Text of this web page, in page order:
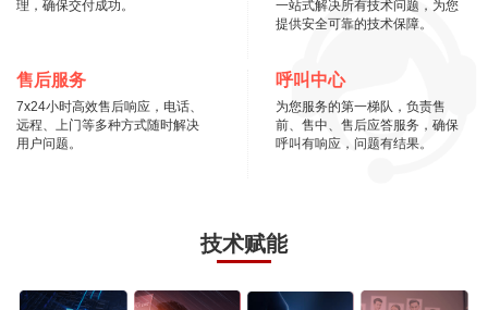
理，确保交付成功。
一站式解决所有技术问题，为您
提供安全可靠的技术保障。
售后服务
7x24小时高效售后响应，电话、
远程、上门等多种方式随时解决
用户问题。
呼叫中心
为您服务的第一梯队，负责售
前、售中、售后应答服务，确保
呼叫有响应，问题有结果。
技术赋能